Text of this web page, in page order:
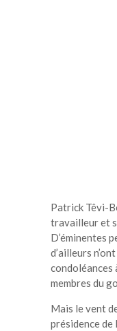
Patrick Têvi-
travailleur et
D’éminentes
d’ailleurs
condoléances
membres du
Mais le vent
présidence de